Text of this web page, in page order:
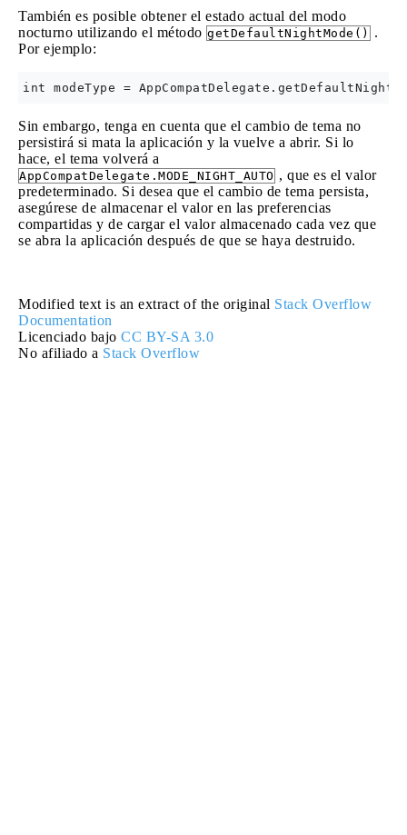
También es posible obtener el estado actual del modo
nocturno utilizando el método getDefaultNightMode()
.
Por ejemplo:
Sin embargo, tenga en cuenta que el cambio de tema no
persistirá si mata la aplicación y la vuelve a abrir. Si lo
hace, el tema volverá a
AppCompatDelegate.MODE_NIGHT_AUTO , que es el valor
predeterminado. Si desea que el cambio de tema persista,
asegúrese de almacenar el valor en las preferencias
compartidas y de cargar el valor almacenado cada vez que
se abra la aplicación después de que se haya destruido.
Modified text is an extract of the original Stack Overflow
Documentation
Licenciado bajo CC BY-SA 3.0
No afiliado a Stack Overflow